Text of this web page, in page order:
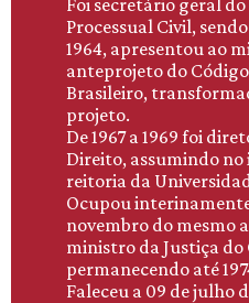
Processual Civil,
1964, apresentou ao
anteprojeto do Código
Brasileiro,
projeto.
De 1967 a 1969 foi
Direito, assumindo no
reitoria da
Ocupou
novembro do mesmo
ministro da Justiça do
permanecendo até
Faleceu a 09 de julho